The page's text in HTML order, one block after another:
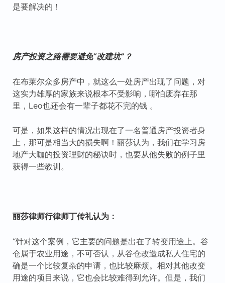
是要解决的！
房产投资之路需要避免“改建坑”？
在布莱尔众多房产中，就这么一处房产出现了问题，对
这实力雄厚的家族来说根本不受影响，哪怕废弃在那
里，Leo也还会有一辈子都花不完的钱 。
可是，如果这样的情况出现在了一名普通房产投资者身
上，那可是相当大的损失啊！丽莎认为，我们在学习房
地产大咖的投资理财的秘诀时，也要从他失败的例子里
获得一些教训。
丽莎律师行律师丁传礼认为：
“针对这个案例，它主要的问题是出在了转变用途上。谷
仓属于农业用途，不可否认，从谷仓改造成私人住宅的
确是一个比较复杂的申请，也比较麻烦。相对其他改变
用途的项目来说，它也会比较难得到允许。但是，我们